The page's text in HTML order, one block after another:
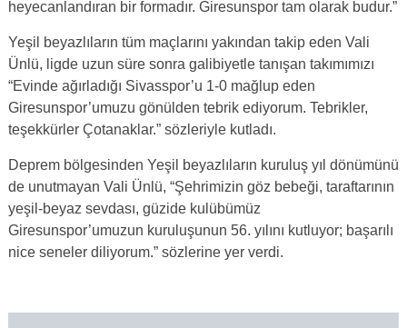
heyecanlandıran bir formadır. Giresunspor tam olarak budur.”
Yeşil beyazlıların tüm maçlarını yakından takip eden Vali
Ünlü, ligde uzun süre sonra galibiyetle tanışan takımımızı
“Evinde ağırladığı Sivasspor’u 1-0 mağlup eden
Giresunspor’umuzu gönülden tebrik ediyorum. Tebrikler,
teşekkürler Çotanaklar.” sözleriyle kutladı.
Deprem bölgesinden Yeşil beyazlıların kuruluş yıl dönümünü
de unutmayan Vali Ünlü, “Şehrimizin göz bebeği, taraftarının
yeşil-beyaz sevdası, güzide kulübümüz
Giresunspor’umuzun kuruluşunun 56. yılını kutluyor; başarılı
nice seneler diliyorum.” sözlerine yer verdi.